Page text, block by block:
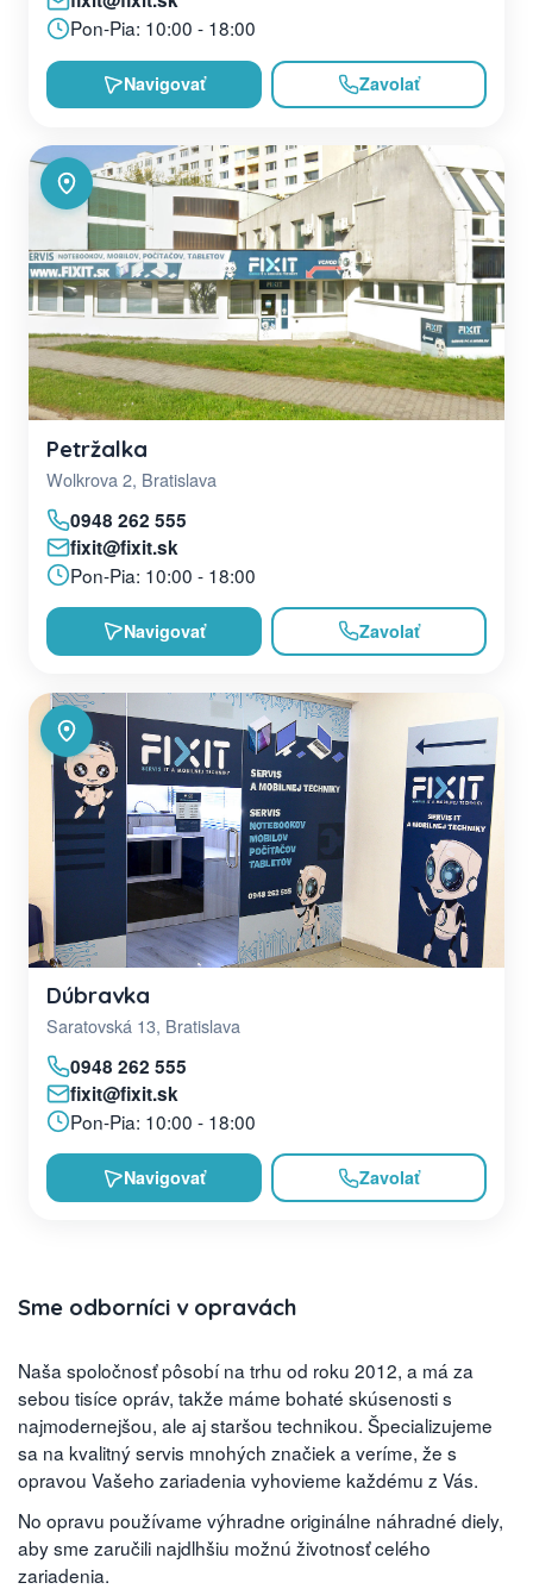
Pon-Pia: 10:00 - 18:00
Navigovať Zavolať
Petržalka
Wolkrova 2, Bratislava
0948 262 555
fixit@fixit.sk
Pon-Pia: 10:00 - 18:00
Navigovať Zavolať
Dúbravka
Saratovská 13, Bratislava
0948 262 555
fixit@fixit.sk
Pon-Pia: 10:00 - 18:00
Navigovať Zavolať
Sme odborníci v opravách
Naša spoločnosť pôsobí na trhu od roku 2012, a má za
sebou tisíce opráv, takže máme bohaté skúsenosti s
najmodernejšou, ale aj staršou technikou. Špecializujeme
sa na kvalitný servis mnohých značiek a veríme, že s
opravou Vašeho zariadenia vyhovieme každému z Vás.
No opravu používame výhradne originálne náhradné diely,
aby sme zaručili najdlhšiu možnú životnosť celého
zariadenia.